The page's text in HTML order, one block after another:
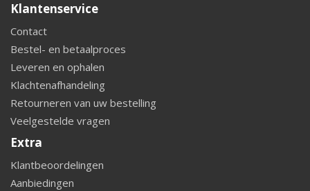
Klantenservice
Contact
Bestel- en betaalproces
Leveren en ophalen
Klachtenafhandeling
Retourneren van uw bestelling
Veelgestelde vragen
Extra
Klantbeoordelingen
Aanbiedingen